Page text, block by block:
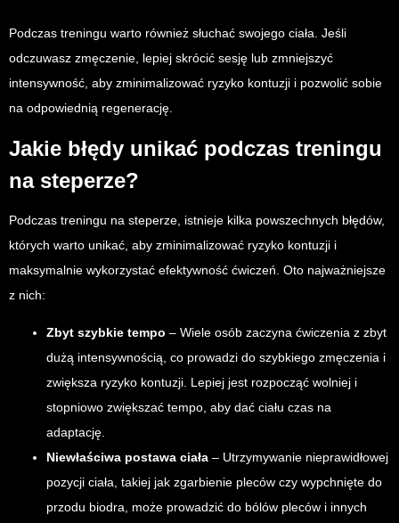
Podczas treningu warto również słuchać swojego ciała. Jeśli
odczuwasz zmęczenie, lepiej skrócić sesję lub zmniejszyć
intensywność, aby zminimalizować ryzyko kontuzji i pozwolić sobie
na odpowiednią regenerację.
Jakie błędy unikać podczas treningu
na steperze?
Podczas treningu na steperze, istnieje kilka powszechnych błędów,
których warto unikać, aby zminimalizować ryzyko kontuzji i
maksymalnie wykorzystać efektywność ćwiczeń. Oto najważniejsze
z nich:
Zbyt szybkie tempo – Wiele osób zaczyna ćwiczenia z zbyt
dużą intensywnością, co prowadzi do szybkiego zmęczenia i
zwiększa ryzyko kontuzji. Lepiej jest rozpocząć wolniej i
stopniowo zwiększać tempo, aby dać ciału czas na
adaptację.
Niewłaściwa postawa ciała – Utrzymywanie nieprawidłowej
pozycji ciała, takiej jak zgarbienie pleców czy wypchnięte do
przodu biodra, może prowadzić do bólów pleców i innych